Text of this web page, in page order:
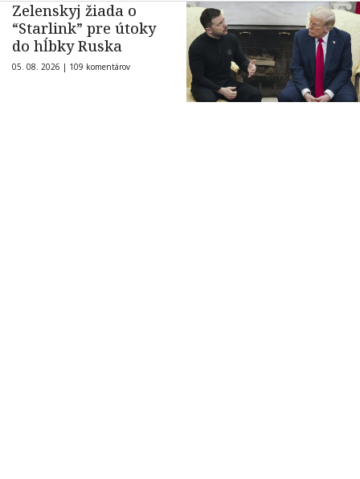
Zelenskyj žiada o
“Starlink” pre útoky
do hĺbky Ruska
05. 08. 2026 | 109 komentárov